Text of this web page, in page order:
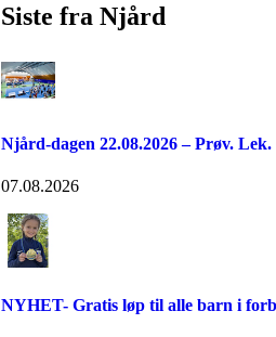
Siste fra Njård
Njård-dagen 22.08.2026 – Prøv. Lek.
07.08.2026
NYHET- Gratis løp til alle barn i